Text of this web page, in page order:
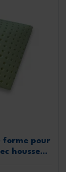
forme pour
housse...